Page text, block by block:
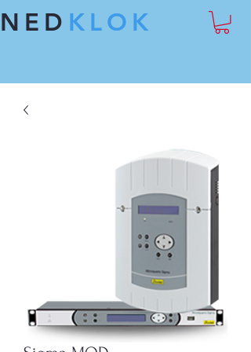
NED KLOK